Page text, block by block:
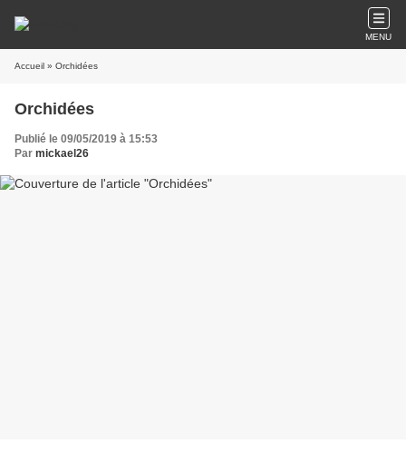
MENU
Accueil » Orchidées
Orchidées
Publié le 09/05/2019 à 15:53
Par mickael26